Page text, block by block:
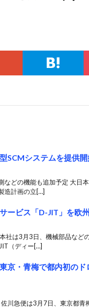
SCMシステムを提供
などの機能も追加予定 大日
造計画の立[…]
ービス「D-JIT」を欧
社は3月3日、機械部品など
（ディー[…]
京・青梅で都内初の
川急便は3月7日、東京都